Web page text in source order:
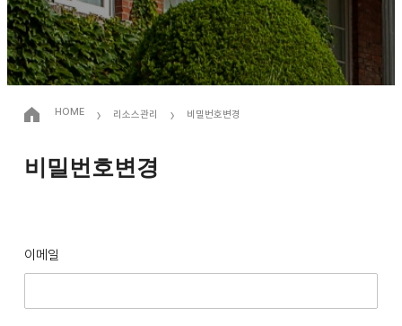
HOME › 리소스관리 › 비밀번호변경
비밀번호변경
이메일